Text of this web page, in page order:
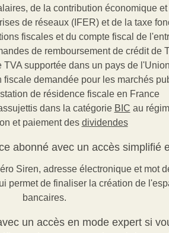
de la contribution économique
de réseaux (IFER) et de la taxe
fiscales et du compte fiscal de
de remboursement de crédit de
TVA supportée dans un pays de
fiscale demandée pour les marchés
de résidence fiscale en France
dans la catégorie BIC au
et paiement des dividendes
abonné avec un accès simplifié
Siren, adresse électronique et mot
permet de finaliser la création de
bancaires.
un accès en mode expert si